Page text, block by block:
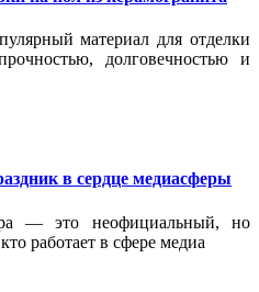
материал для отделки
долговечностью и
в сердце медиасферы
— это неофициальный, но
работает в сфере медиа